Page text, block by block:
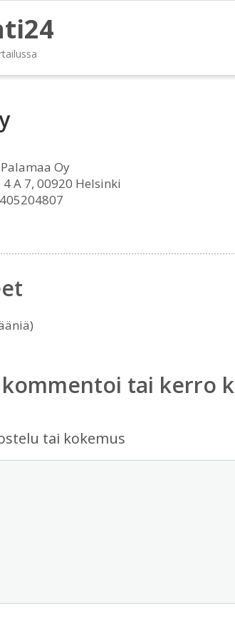
Palamaa Oy
A 7, 00920 Helsinki
tai kerro
tai kokemus